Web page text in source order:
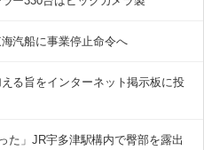
汽船に事業停止命令へ
る旨をインターネット掲示板に投
た」JR宇多津駅構内で臀部を露出